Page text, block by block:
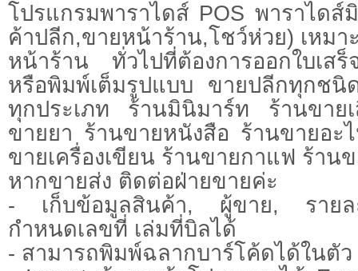
โปรแกรมพาราไดส์ POS พาราไดส์
ค้าปลีก,ขายหน้าร้าน,โชว์ห่วย) เหม
หน้าร้าน ทั่วไปที่ต้องการออกใบเส
หรือพิมพ์เต็มรูปแบบ ขายปลีกทุกช
ทุกประเภท ร้านมินิมาร์ท ร้านขาย
ขายยา ร้านขายหนังสือ ร้านขายอะ
ขายเครื่องเขียน ร้านขายกาแฟ ร้าน
หากขายส่ง ติดต่อฝ่ายขายค่ะ
- เก็บข้อมูลสินค้า, ผู้ขาย, รายละ
กำหนดเลขที่ เล่มที่บิลได้
- สามารถพิมพ์ฉลากบาร์โค้ดได้ในตัว